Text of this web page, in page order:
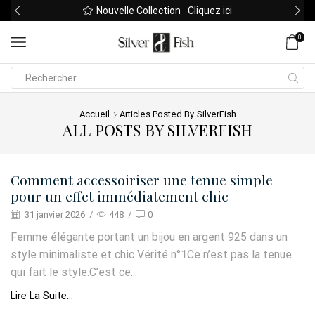
Nouvelle Collection Cliquez ici
0
Accueil Articles Posted By SilverFish
ALL POSTS BY SILVERFISH
Comment accessoiriser une tenue simple
pour un effet immédiatement chic
31 janvier 2026 / 448 / 0
Femme élégante portant un bijou en argent 925 dans un
style minimaliste et chic Vérité n°1Ce n’est pas la tenue
qui fait le style.C’est ce...
Lire La Suite...